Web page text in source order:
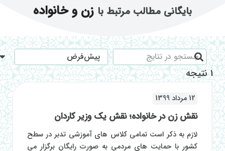
بایگانی مطالب مرتبط با زن و خانواده
1 نتیجه
12 مرداد 1399
نقش زن در خانواده؛ نقش یک وزیر کاردان
لازم به ذکر است تمامی کلاس های آموزشی تدبر در سطح
کشور با حمایت های مردمی به صورت رایگان برگزار می